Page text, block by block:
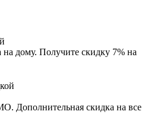
на дому. Получите скидку 7% на
Дополнительная скидка на все